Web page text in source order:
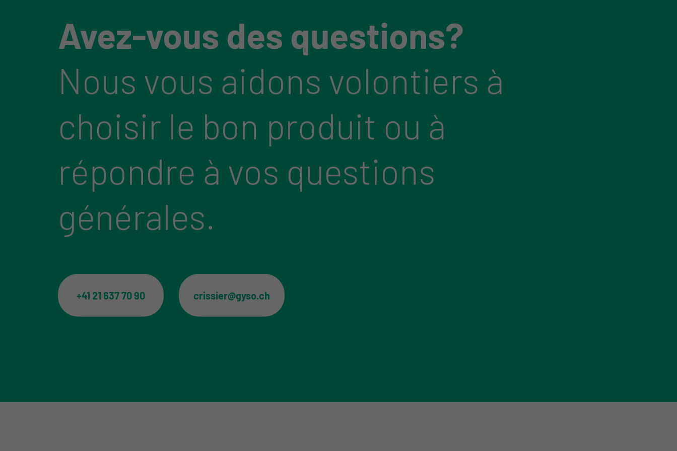
Avez-vous des questions?
Nous vous aidons volontiers à
choisir le bon produit ou à
répondre à vos questions
générales.
+41 21 637 70 90 crissier@gyso.ch